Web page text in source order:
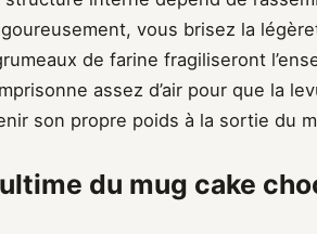
vous brisez la
de farine fragiliseront
assez d’air pour que la
son propre poids à la sortie du
du mug cake